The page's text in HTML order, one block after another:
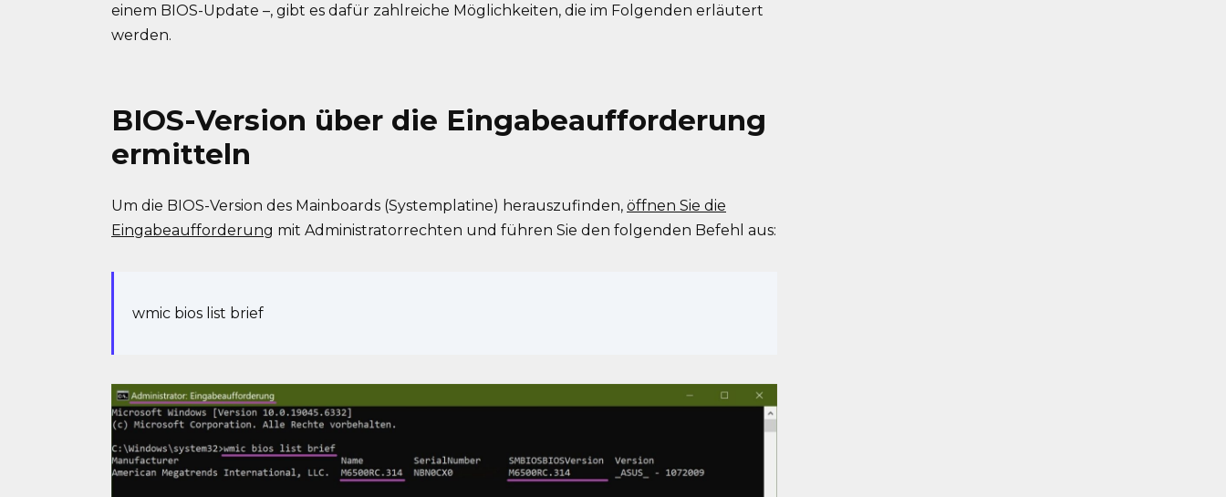
einem BIOS-Update –, gibt es dafür zahlreiche Möglichkeiten, die im Folgenden erläutert
werden.
BIOS-Version über die Eingabeaufforderung
ermitteln
Um die BIOS-Version des Mainboards (Systemplatine) herauszufinden, öffnen Sie die
Eingabeaufforderung mit Administratorrechten und führen Sie den folgenden Befehl aus:
wmic bios list brief